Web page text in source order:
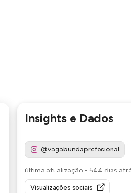
Insights e Dados
@vagabundaprofesional
última atualização - 544 dias
Visualizações sociais